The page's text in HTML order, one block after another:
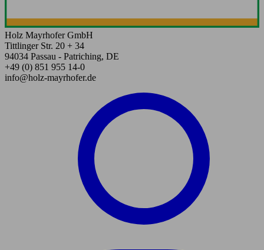
Holz Mayrhofer GmbH
Tittlinger Str. 20 + 34
94034 Passau - Patriching, DE
+49 (0) 851 955 14-0
info@holz-mayrhofer.de